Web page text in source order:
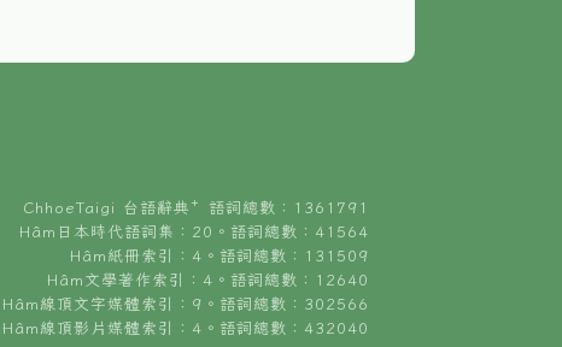
ChhoeTaigi 台語辭典⁺ 語詞總數：1361791
Hâm日本時代語詞集：20。語詞總數：41564
Hâm紙冊索引：4。語詞總數：131509
Hâm文學著作索引：4。語詞總數：12640
Hâm線頂文字媒體索引：9。語詞總數：302566
Hâm線頂影片媒體索引：4。語詞總數：432040